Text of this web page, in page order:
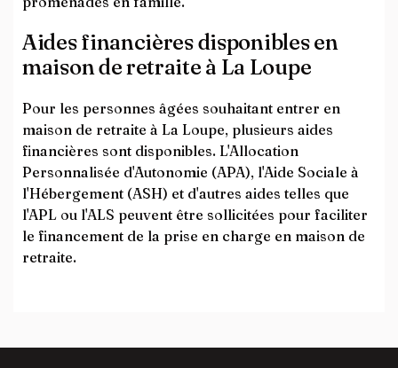
Aides financières disponibles en
maison de retraite à La Loupe
Pour les personnes âgées souhaitant entrer en
maison de retraite à La Loupe, plusieurs aides
financières sont disponibles. L'Allocation
Personnalisée d'Autonomie (APA), l'Aide Sociale à
l'Hébergement (ASH) et d'autres aides telles que
l'APL ou l'ALS peuvent être sollicitées pour faciliter
le financement de la prise en charge en maison de
retraite.